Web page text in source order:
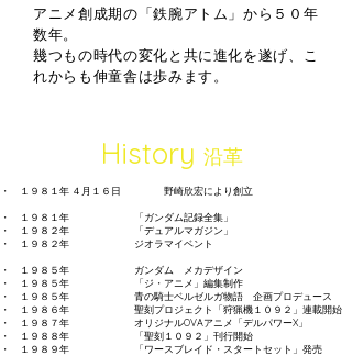
アニメ創成期の「鉄腕アトム」から５０年
数年。
幾つもの時代の変化と共に進化を遂げ、
こ
れからも伸童舎は歩みます。
History 沿革
・ １９８１年 ４月１６日
・ １９８１年
・ １９８２年
・ １９８２年
・ １９８５年
・ １９８５年
・ １９８５年
・ １９８６年
・ １９８７年
・ １９８８年
・ １９８９年
野崎欣宏により創立
「ガンダム記録全集」
「デュアルマガジン」
ジオラマイベント
ガンダム メカデザイン
「ジ・アニメ」編集制作
​青の騎士ベルゼルガ物語 企画プロデュース
聖刻プロジェクト「狩猟機１０９２」連載開始
オリジナルOVAアニメ「デルパワーX」
「聖刻１０９２」刊行開始
​「ワースブレイド・スタートセット」発売